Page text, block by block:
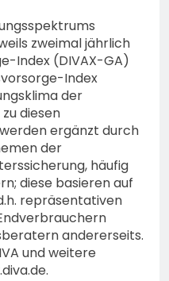
zweimal jährlich
Index (DIVAX-GA)
Index
der
diesen
ergänzt durch
der
häufig
diese basieren auf
repräsentativen
andererseits.
und weitere